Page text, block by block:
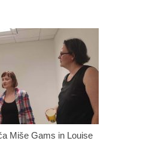
Miše Gams in Louise